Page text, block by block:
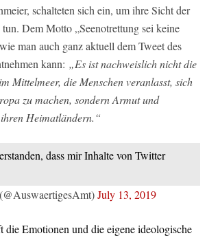
schalteten sich ein, um ihre Sicht der
Dem Motto „Seenotrettung sei keine
man auch ganz aktuell dem Tweet des
kann: „Es ist nachweislich nicht die
Mittelmeer, die Menschen veranlasst, sich
zu machen, sondern Armut und
Heimatländern.“
dass mir Inhalte von Twitter
July 13, 2019
die Emotionen und die eigene ideologische